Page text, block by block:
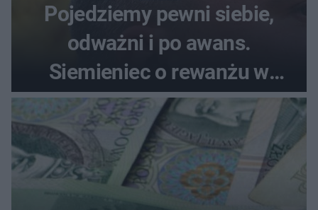
Pojedziemy pewni siebie,
odważni i po awans.
Siemieniec o rewanżu w
Szkocji